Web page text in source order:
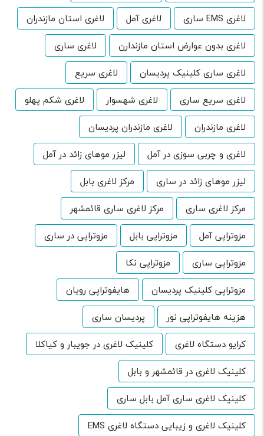
لاغری EMS ساری
لاغری آمل
لاغری استان مازندران
لاغری بدون عوارض استان مازندارن
لاغری ساری
لاغری ساری کلینیک پردیسان
لاغری سریع
لاغری سریع ساری
لاغری شهسوار
لاغری شکم پهلو
لاغری مازندران
لاغری مازندران پردیسان
لاغری و چربی سوزی در آمل
لیزر موهای زائد در آمل
لیزر موهای زائد در ساری
مرکز لاغری بابل
مرکز لاغری ساری
مرکز لاغری ساری قائمشهر
مزوتراپی آمل
مزوتراپی بابل
مزوتراپی در ساری
مزوتراپی ساری
مزوتراپی نکا
مزوتراپی کلینیک پردیسان
هایفوتراپی رویان
هزینه هایفوتراپی نور
پردیسان ساری
کرایو دستگاه لاغری
کلینیک لاغری در جویبار و کیاکلا
کلینیک لاغری در قائمشهر و بابل
کلینیک لاغری ساری آمل بابل ساری
کلینیک لاغری و زیبایی دستگاه لاغری EMS